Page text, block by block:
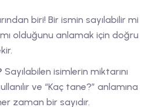
biri! Bir ismin sayılabilir mi
olduğunu anlamak için doğru
Sayılabilen isimlerin miktarını
ve “Kaç tane?” anlamına
zaman bir sayıdır.